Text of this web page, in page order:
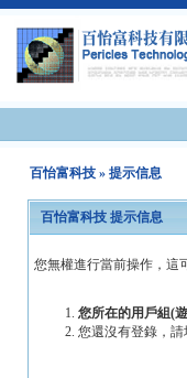
百怡富科技» 提示信息
百怡富科技 提示信息
您無權進行當前操作，這
您所在的用戶組(
您還沒有登錄，請